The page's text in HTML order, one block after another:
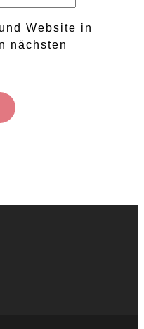
Website in
nächsten